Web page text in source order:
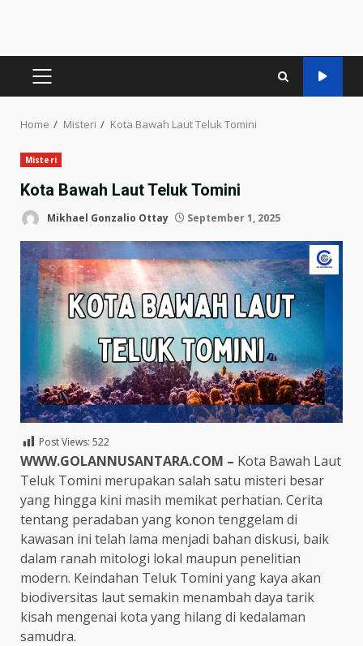
PRIMARY
Home Misteri Kota Bawah Laut Teluk Tomini
Misteri
Kota Bawah Laut Teluk Tomini
Mikhael Gonzalio Ottay September 1, 2025
Post Views: 522
WWW.GOLANNUSANTARA.COM – Kota Bawah Laut
Teluk Tomini merupakan salah satu misteri besar
yang hingga kini masih memikat perhatian. Cerita
tentang peradaban yang konon tenggelam di
kawasan ini telah lama menjadi bahan diskusi, baik
dalam ranah mitologi lokal maupun penelitian
modern. Keindahan Teluk Tomini yang kaya akan
biodiversitas laut semakin menambah daya tarik
kisah mengenai kota yang hilang di kedalaman
samudra.